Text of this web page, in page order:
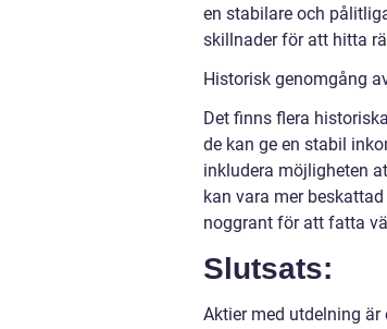
en stabilare och
skillnader för att hitta
Historisk genomgång
Det finns flera
de kan ge en stabil
inkludera möjligheten
kan vara mer
noggrant för att fatta
Slutsats:
Aktier med utdelning